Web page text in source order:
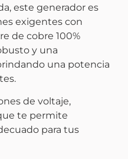
este generador es
exigentes con
de cobre 100%
y una
una potencia
de voltaje,
te permite
para tus